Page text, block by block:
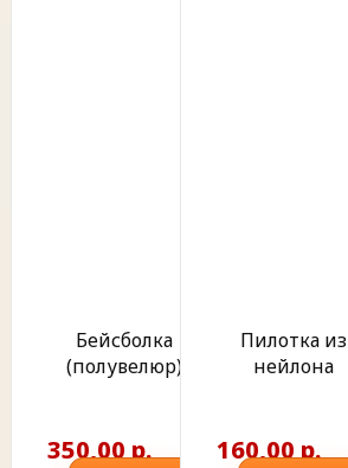
Бейсболка
(полувелюр)
350,00 р.
Пилотка из
нейлона
160,00 р.